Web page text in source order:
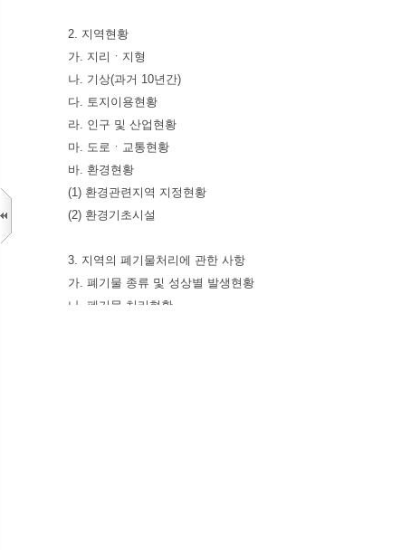
2. 지역현황
가. 지리ㆍ지형
나. 기상(과거 10년간)
다. 토지이용현황
라. 인구 및 산업현황
마. 도로ㆍ교통현황
바. 환경현황
(1) 환경관련지역 지정현황
(2) 환경기초시설
3. 지역의 폐기물처리에 관한 사항
가. 폐기물 종류 및 성상별 발생현황
나. 폐기물 처리현황